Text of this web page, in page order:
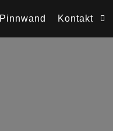
Pinnwand Kontakt